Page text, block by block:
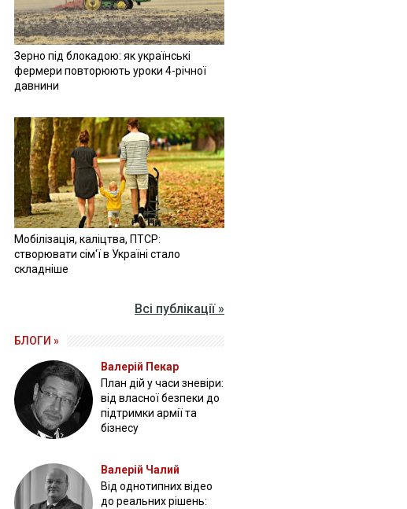
Зерно під блокадою: як українські
фермери повторюють уроки 4-річної
давнини
Мобілізація, каліцтва, ПТСР:
створювати сім'ї в Україні стало
складніше
Всі публікації »
БЛОГИ »
Валерій Пекар
План дій у часи зневіри:
від власної безпеки до
підтримки армії та
бізнесу
Валерій Чалий
Від однотипних відео
до реальних рішень: